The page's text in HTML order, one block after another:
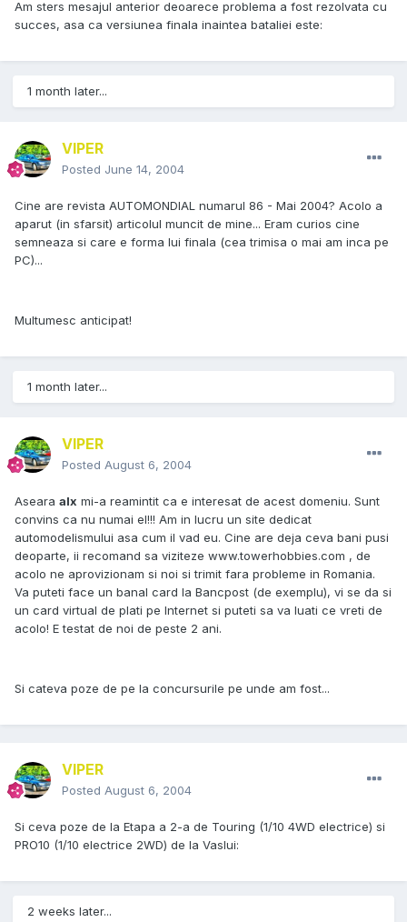
Am sters mesajul anterior deoarece problema a fost rezolvata cu
succes, asa ca versiunea finala inaintea bataliei este:
1 month later...
VIPER
Posted June 14, 2004
Cine are revista AUTOMONDIAL numarul 86 - Mai 2004? Acolo a
aparut (in sfarsit) articolul muncit de mine... Eram curios cine
semneaza si care e forma lui finala (cea trimisa o mai am inca pe
PC)...
Multumesc anticipat!
1 month later...
VIPER
Posted August 6, 2004
Aseara alx mi-a reamintit ca e interesat de acest domeniu. Sunt
convins ca nu numai el!!! Am in lucru un site dedicat
automodelismului asa cum il vad eu. Cine are deja ceva bani pusi
deoparte, ii recomand sa viziteze www.towerhobbies.com , de
acolo ne aprovizionam si noi si trimit fara probleme in Romania.
Va puteti face un banal card la Bancpost (de exemplu), vi se da si
un card virtual de plati pe Internet si puteti sa va luati ce vreti de
acolo! E testat de noi de peste 2 ani.
Si cateva poze de pe la concursurile pe unde am fost...
VIPER
Posted August 6, 2004
Si ceva poze de la Etapa a 2-a de Touring (1/10 4WD electrice) si
PRO10 (1/10 electrice 2WD) de la Vaslui:
2 weeks later...